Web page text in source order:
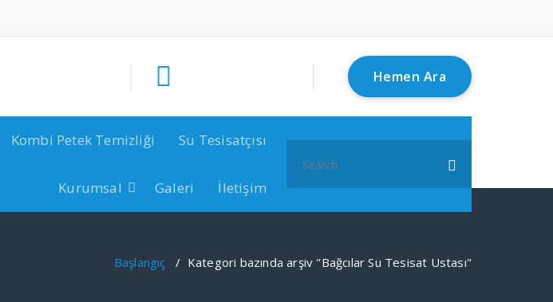
Hemen Ara
Kombi Petek Temizliği Su Tesisatçısı
Kurumsal Galeri İletişim
for:
Başlangıç / Kategori bazında arşiv "Bağcılar Su Tesisat Ustası"